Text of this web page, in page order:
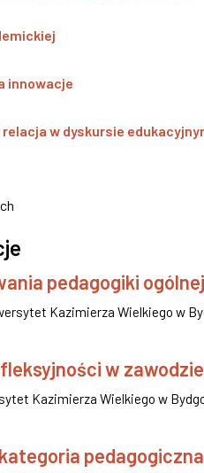
innowacje
relacja w dyskursie
pedagogiki
Kazimierza Wielkiego w
w
Kazimierza Wielkiego w
pedagogiczna